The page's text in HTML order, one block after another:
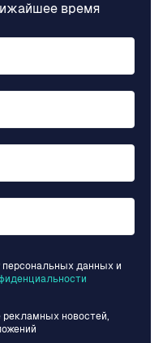
время
персональных данных и
новостей,